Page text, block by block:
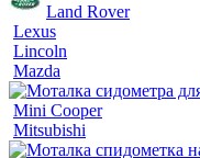
Land Rover
Lexus
Lincoln
Mazda
Mini Cooper
Mitsubishi